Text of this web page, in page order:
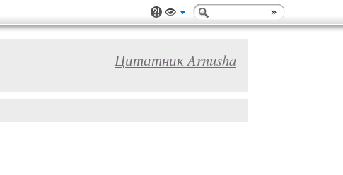
Цитатник Arnusha